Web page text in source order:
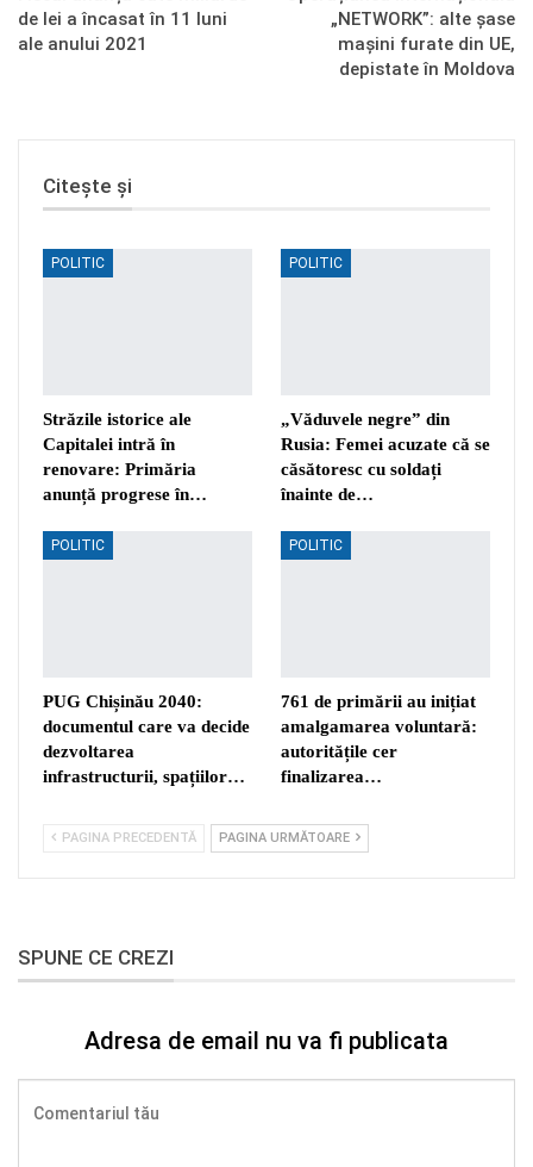
de lei a încasat în 11 luni
ale anului 2021
„NETWORK”: alte șase
mașini furate din UE,
depistate în Moldova
Citește și
POLITIC
Străzile istorice ale
Capitalei intră în
renovare: Primăria
anunță progrese în…
POLITIC
„Văduvele negre” din
Rusia: Femei acuzate că se
căsătoresc cu soldați
înainte de…
POLITIC
PUG Chișinău 2040:
documentul care va decide
dezvoltarea
infrastructurii, spațiilor…
POLITIC
761 de primării au inițiat
amalgamarea voluntară:
autoritățile cer
finalizarea…
PAGINA PRECEDENTĂ PAGINA URMĂTOARE
SPUNE CE CREZI
Adresa de email nu va fi publicata